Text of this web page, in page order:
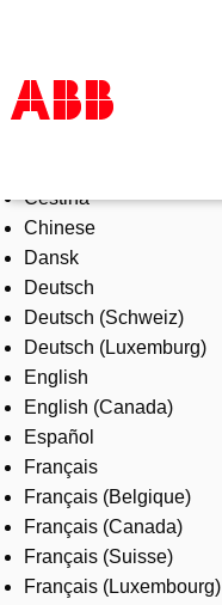
Products & Solutions
Industries
Services
About us
Where to buy
Contact us
Careers
Čeština
Chinese
Dansk
Deutsch
Deutsch (Schweiz)
Deutsch (Luxemburg)
English
English (Canada)
Español
Français
Français (Belgique)
Français (Canada)
Français (Suisse)
Français (Luxembourg)